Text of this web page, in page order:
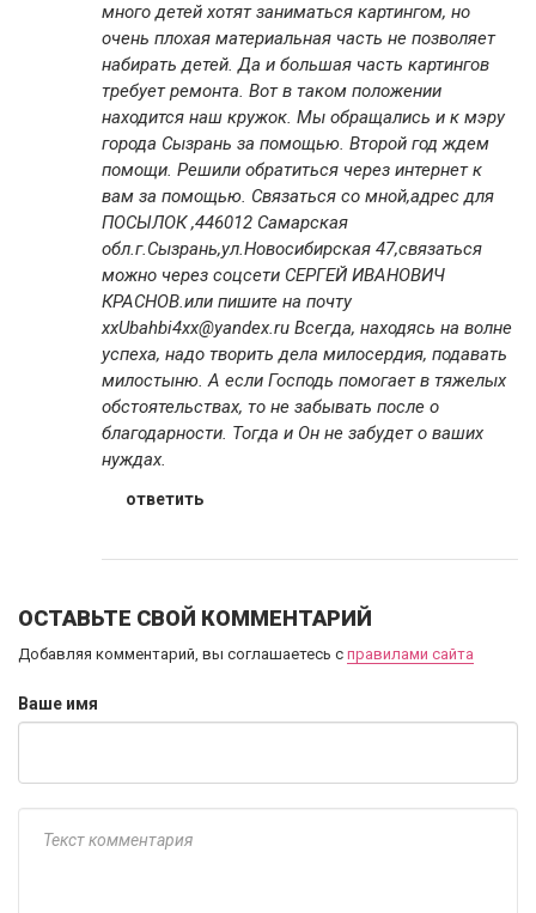
много детей хотят заниматься картингом, но
очень плохая материальная часть не позволяет
набирать детей. Да и большая часть картингов
требует ремонта. Вот в таком положении
находится наш кружок. Мы обращались и к мэру
города Сызрань за помощью. Второй год ждем
помощи. Решили обратиться через интернет к
вам за помощью. Связаться со мной,адрес для
ПОСЫЛОК ,446012 Самарская
обл.г.Сызрань,ул.Новосибирская 47,связаться
можно через соцсети СЕРГЕЙ ИВАНОВИЧ
КРАСНОВ.или пишите на почту
xxUbahbi4xx@yandex.ru Всегда, находясь на волне
успеха, надо творить дела милосердия, подавать
милостыню. А если Господь помогает в тяжелых
обстоятельствах, то не забывать после о
благодарности. Тогда и Он не забудет о ваших
нуждах.
ответить
ОСТАВЬТЕ СВОЙ КОММЕНТАРИЙ
Добавляя комментарий, вы соглашаетесь с правилами сайта
Ваше имя